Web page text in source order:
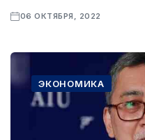
06 ОКТЯБРЯ, 2022
ЭКОНОМИКА